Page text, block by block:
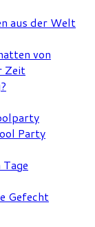
aus der Welt
von
Zeit
Party
Gefecht